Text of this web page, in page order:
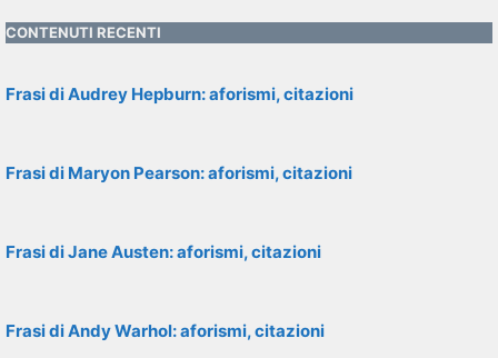
CONTENUTI RECENTI
Frasi di Audrey Hepburn: aforismi, citazioni
Frasi di Maryon Pearson: aforismi, citazioni
Frasi di Jane Austen: aforismi, citazioni
Frasi di Andy Warhol: aforismi, citazioni